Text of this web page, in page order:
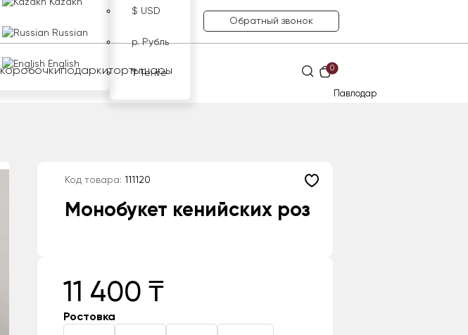
Kazakh
Russian
English
$ USD
р. Рубль
₸ Тенге
Обратный звонок
коробочкиподаркитортышары 0
Павлодар
Код товара: 111120
Монобукет кенийских роз
11 400 ₸
Ростовка